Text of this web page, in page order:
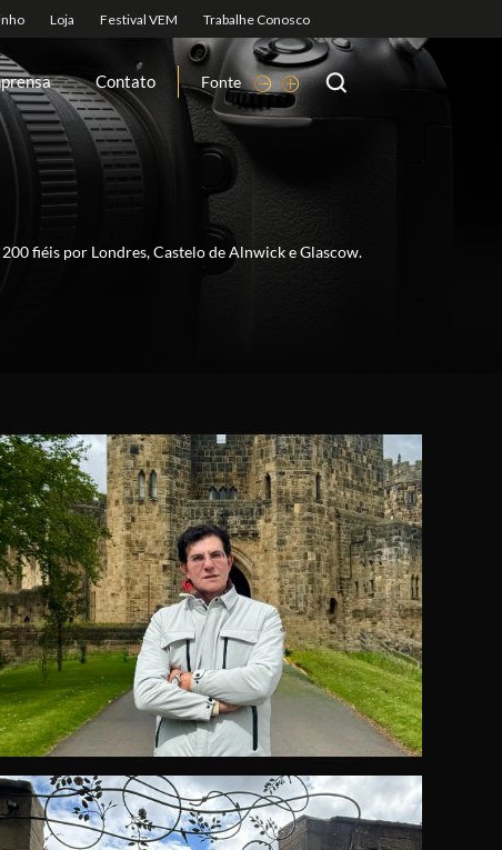
Contato Fonte
fiéis por Londres, Castelo de Alnwick e Glascow.